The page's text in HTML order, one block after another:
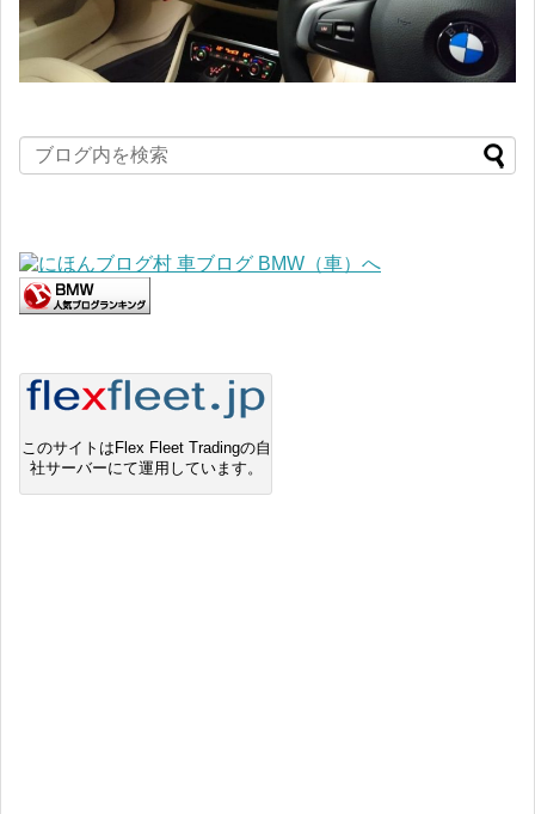
このサイトはFlex Fleet Tradingの自
社サーバーにて運用しています。